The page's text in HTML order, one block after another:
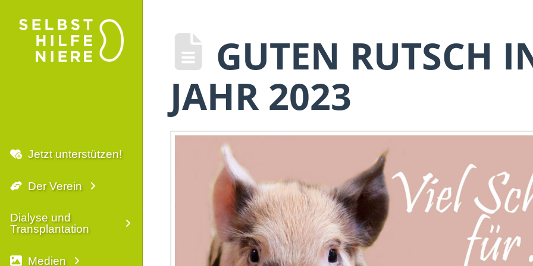
Jetzt unterstützen!
Der Verein
Dialyse und
Transplantation
Medien
GUTEN RUTSCH
JAHR 2023